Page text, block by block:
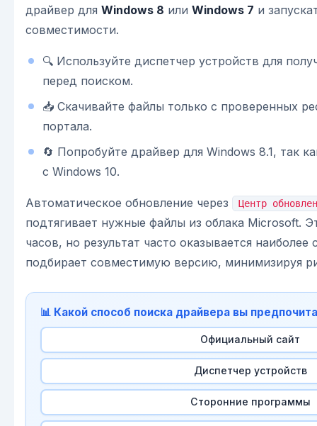
драйвер для Windows 8 или Windows 7 и
совместимости.
🔍 Используйте диспетчер устройств для
перед поиском.
📥 Скачивайте файлы только с проверенных
портала.
🔄 Попробуйте драйвер для Windows 8.1, так
с Windows 10.
Автоматическое обновление через Центр
подтягивает нужные файлы из облака Microsoft.
часов, но результат часто оказывается
подбирает совместимую версию, минимизируя
📊 Какой способ поиска драйвера вы
Официальный сайт
Диспетчер устройств
Сторонние программы